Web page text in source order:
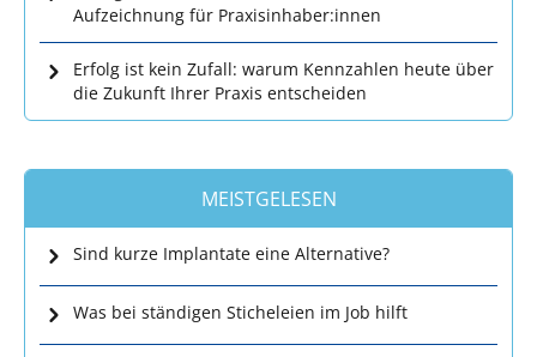
Aufzeichnung für Praxisinhaber:innen
Erfolg ist kein Zufall: warum Kennzahlen heute über
die Zukunft Ihrer Praxis entscheiden
MEISTGELESEN
Sind kurze Implantate eine Alternative?
Was bei ständigen Sticheleien im Job hilft